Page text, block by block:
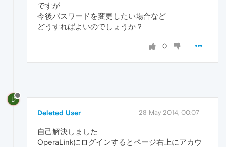
ですが
今後パスワードを変更したい場合など
どうすればよいのでしょうか？
0
D
Deleted User 28 May 2014, 00:07
自己解決しました
OperaLinkにログインするとページ右上にアカウ